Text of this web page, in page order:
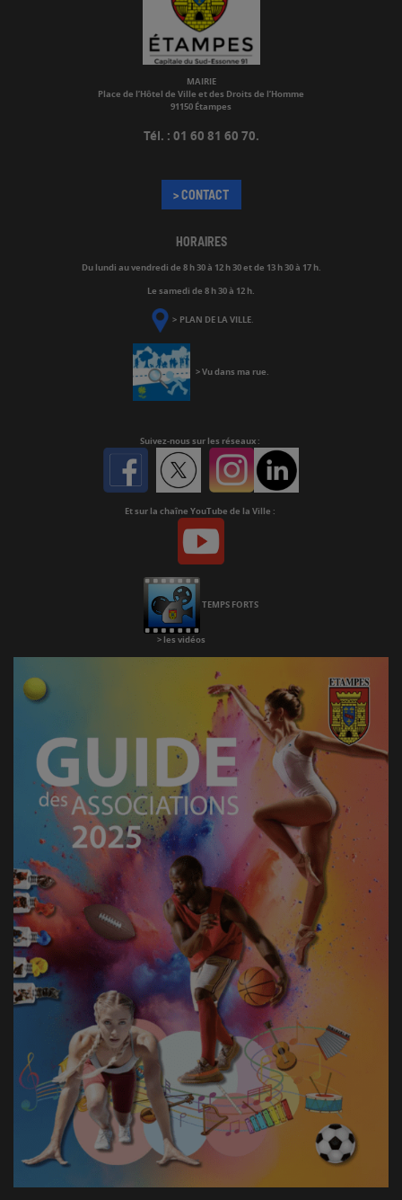
MAIRIE
Place de l’Hôtel de Ville et des Droits de l’Homme
91150 Étampes
Tél. : 01 60 81 60 70.
> CONTACT
HORAIRES
Du lundi au vendredi de 8 h 30 à 12 h 30 et de 13 h 30 à 17 h.
Le samedi de 8 h 30 à 12 h.
> PLAN DE LA VILLE.
>Vu dans ma rue
Suivez-nous sur les réseaux :
Facebook
Twitter Instagram
Et sur la chaîne YouTube de la Ville :
Youtube
Chaine
TEMPS FORTS
> les vidéos